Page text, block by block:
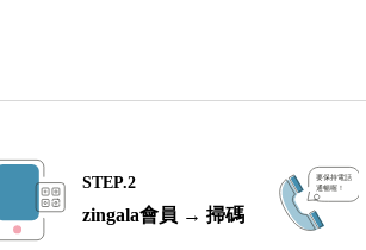
STEP.2
zingala會員 → 掃碼